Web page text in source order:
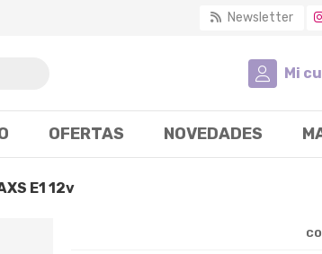
Newsletter
Mi
OFERTAS NOVEDADES
E1 12v